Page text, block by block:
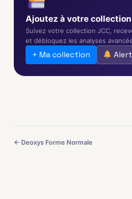
Ajoutez à votre collection
Suivez votre collection JCC,
et débloquez les analyses
+ Ma collection
← Deoxys Forme Normale